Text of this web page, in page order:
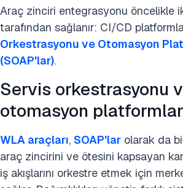
Araç zinciri entegrasyonu öncelikle
tarafından sağlanır: CI/CD
Orkestrasyonu ve Otomasyon
(SOAP'lar).
Servis orkestrasyonu
otomasyon
WLA araçları, SOAP'lar olarak da
araç zincirini ve ötesini kapsayan
iş akışlarını orkestre etmek için